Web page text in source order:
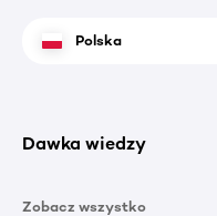
Polska
Dawka wiedzy
Zobacz wszystko